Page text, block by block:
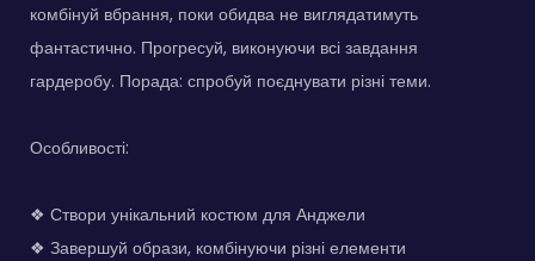
комбінуй вбрання, поки обидва не виглядатимуть
фантастично. Прогресуй, виконуючи всі завдання
гардеробу. Порада: спробуй поєднувати різні теми.
Особливості:
❖ Створи унікальний костюм для Анджели
❖ Завершуй образи, комбінуючи різні елементи